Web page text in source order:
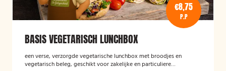
€8,75
P.P
BASIS VEGETARISCH LUNCHBOX
een verse, verzorgde vegetarische lunchbox met broodjes en
vegetarisch beleg, geschikt voor zakelijke en particuliere